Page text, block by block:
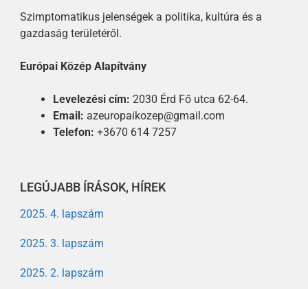
Szimptomatikus jelenségek a politika, kultúra és a
gazdaság területéről.
Európai Közép Alapítvány
Levelezési cím: 2030 Érd Fő utca 62-64.
Email: azeuropaikozep@gmail.com
Telefon: +3670 614 7257
LEGÚJABB ÍRÁSOK, HÍREK
2025. 4. lapszám
2025. 3. lapszám
2025. 2. lapszám